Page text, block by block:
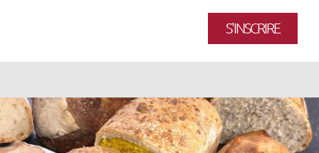
S'INSCRIRE